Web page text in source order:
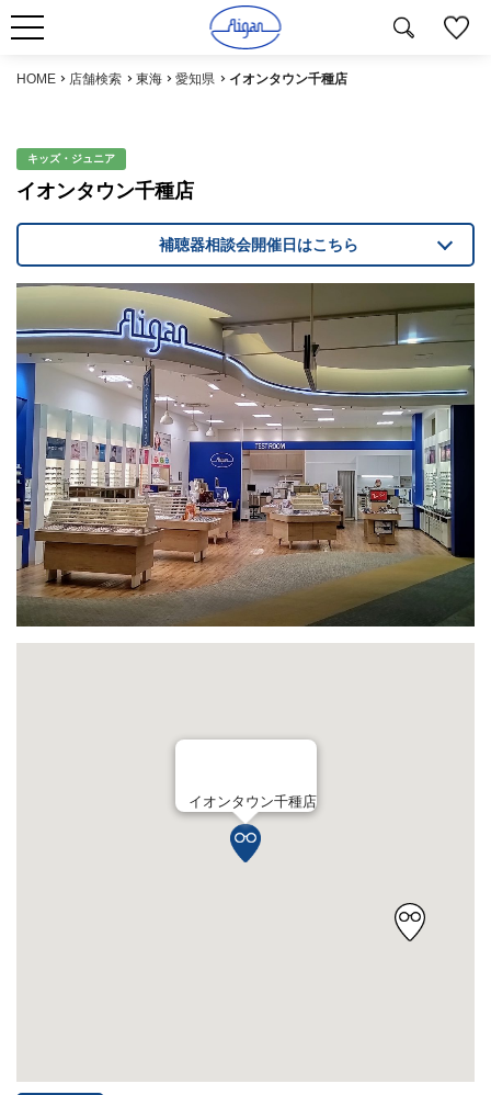
HOME 店舗検索 東海 愛知県 イオンタウン千種店
キッズ・ジュニア
イオンタウン千種店
補聴器相談会開催日はこちら
イオンタウン千種店